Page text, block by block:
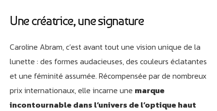
Une créatrice, une signature
Caroline Abram, c’est avant tout une vision unique de la
lunette : des formes audacieuses, des couleurs éclatantes
et une féminité assumée. Récompensée par de nombreux
prix internationaux, elle incarne une marque
incontournable dans l’univers de l’optique haut